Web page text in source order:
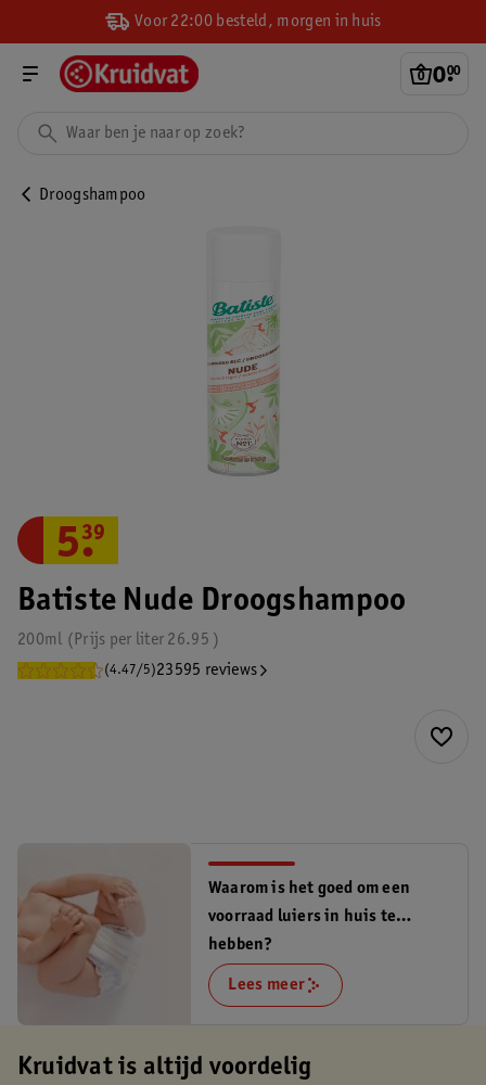
Voor 22:00 besteld, morgen in huis
0.
00
Droogshampoo
Batiste Nude Droogshampoo
200ml 26.95
Prijs per liter
(4.47/5)23595 reviews
5.
39
Waarom is het goed om een
voorraad luiers in huis te
hebben?
Lees meer
Kruidvat is altijd voordelig